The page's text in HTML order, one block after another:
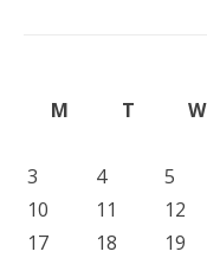
M
T W
3
4 5
10
11 12
17
18 19